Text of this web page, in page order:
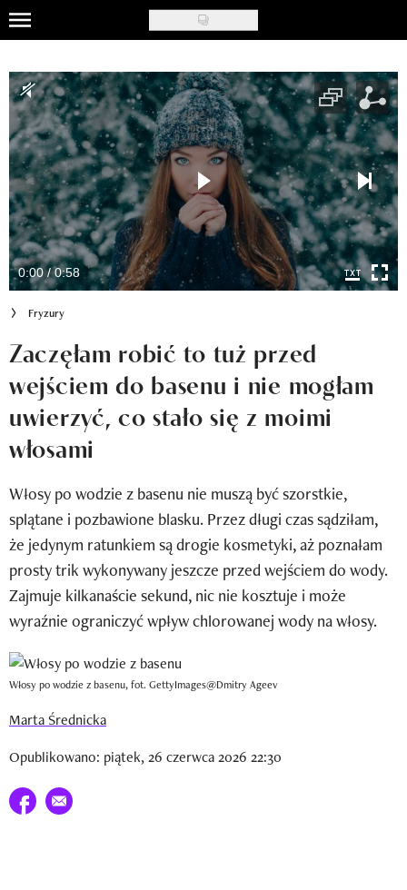
Skip
to
main
content
Moda
Ślub i wesele
Styl życia
Nasze akcje
Inspiracje
Newsy
Newsletter
Wizaz Summer Influ School
Mój profil / Zarejestruj się
0:00 / 0:58
Fryzury
Zaczęłam robić to tuż przed
wejściem do basenu i nie mogłam
uwierzyć, co stało się z moimi
włosami
Włosy po wodzie z basenu nie muszą być szorstkie,
splątane i pozbawione blasku. Przez długi czas sądziłam,
że jedynym ratunkiem są drogie kosmetyki, aż poznałam
prosty trik wykonywany jeszcze przed wejściem do wody.
Zajmuje kilkanaście sekund, nic nie kosztuje i może
wyraźnie ograniczyć wpływ chlorowanej wody na włosy.
Włosy po wodzie z basenu, fot. GettyImages@Dmitry Ageev
Marta Średnicka
Opublikowano: piątek, 26 czerwca 2026 22:30
Udostępnij na facebook
E-mail do przyjaciela